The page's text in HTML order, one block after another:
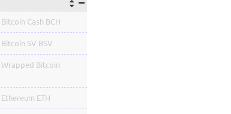
Bitcoin Cash BCH
Bitcoin SV BSV
Wrapped Bitcoin
Ethereum ETH